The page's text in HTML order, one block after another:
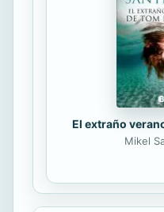
El extraño
Mikel